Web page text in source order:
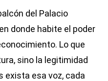
del Palacio
donde habite el poder
Lo que
sino la legitimidad
exista esa voz, cada